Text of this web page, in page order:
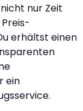
nur Zeit
erhältst einen
ein